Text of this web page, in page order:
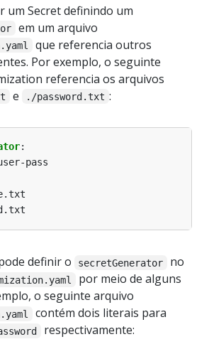
um Secret definindo um
em um arquivo
que referencia outros
Por exemplo, o seguinte
referencia os arquivos
e ./password.txt :
:
pass
definir o secretGenerator
no
por meio de alguns
o seguinte arquivo
contém dois literais para
respectivamente: